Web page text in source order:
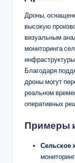
Дроны,
высокую
визуальным
мониторинга
Благодаря
дроны могут
реальном
оперативных
Примеры
Сельское